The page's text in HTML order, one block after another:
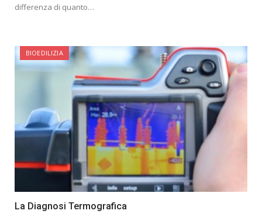
differenza di quanto…
BIOEDILIZIA
La Diagnosi Termografica